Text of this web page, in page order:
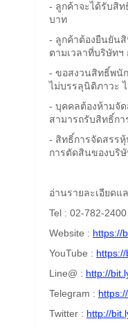
- ลูกค้าจะได้รับสิ
บาท
- ลูกค้าต้องยืนยัน
ตามเวลาที่บริษัทฯ
- ขอสงวนสิทธิ์พนั
ไม่บรรลุนิติภาวะ
- บุคคลต้องห้ามจั
สามารถรับสิทธิ์ก
- สิทธิ์การจัดสรร
การตัดสินของบริ
อ่านรายละเอียดแ
Tel : 02-782-2400
Website : https://
YouTube : https://
Line@ : http://
Telegram :
Twitter : http://